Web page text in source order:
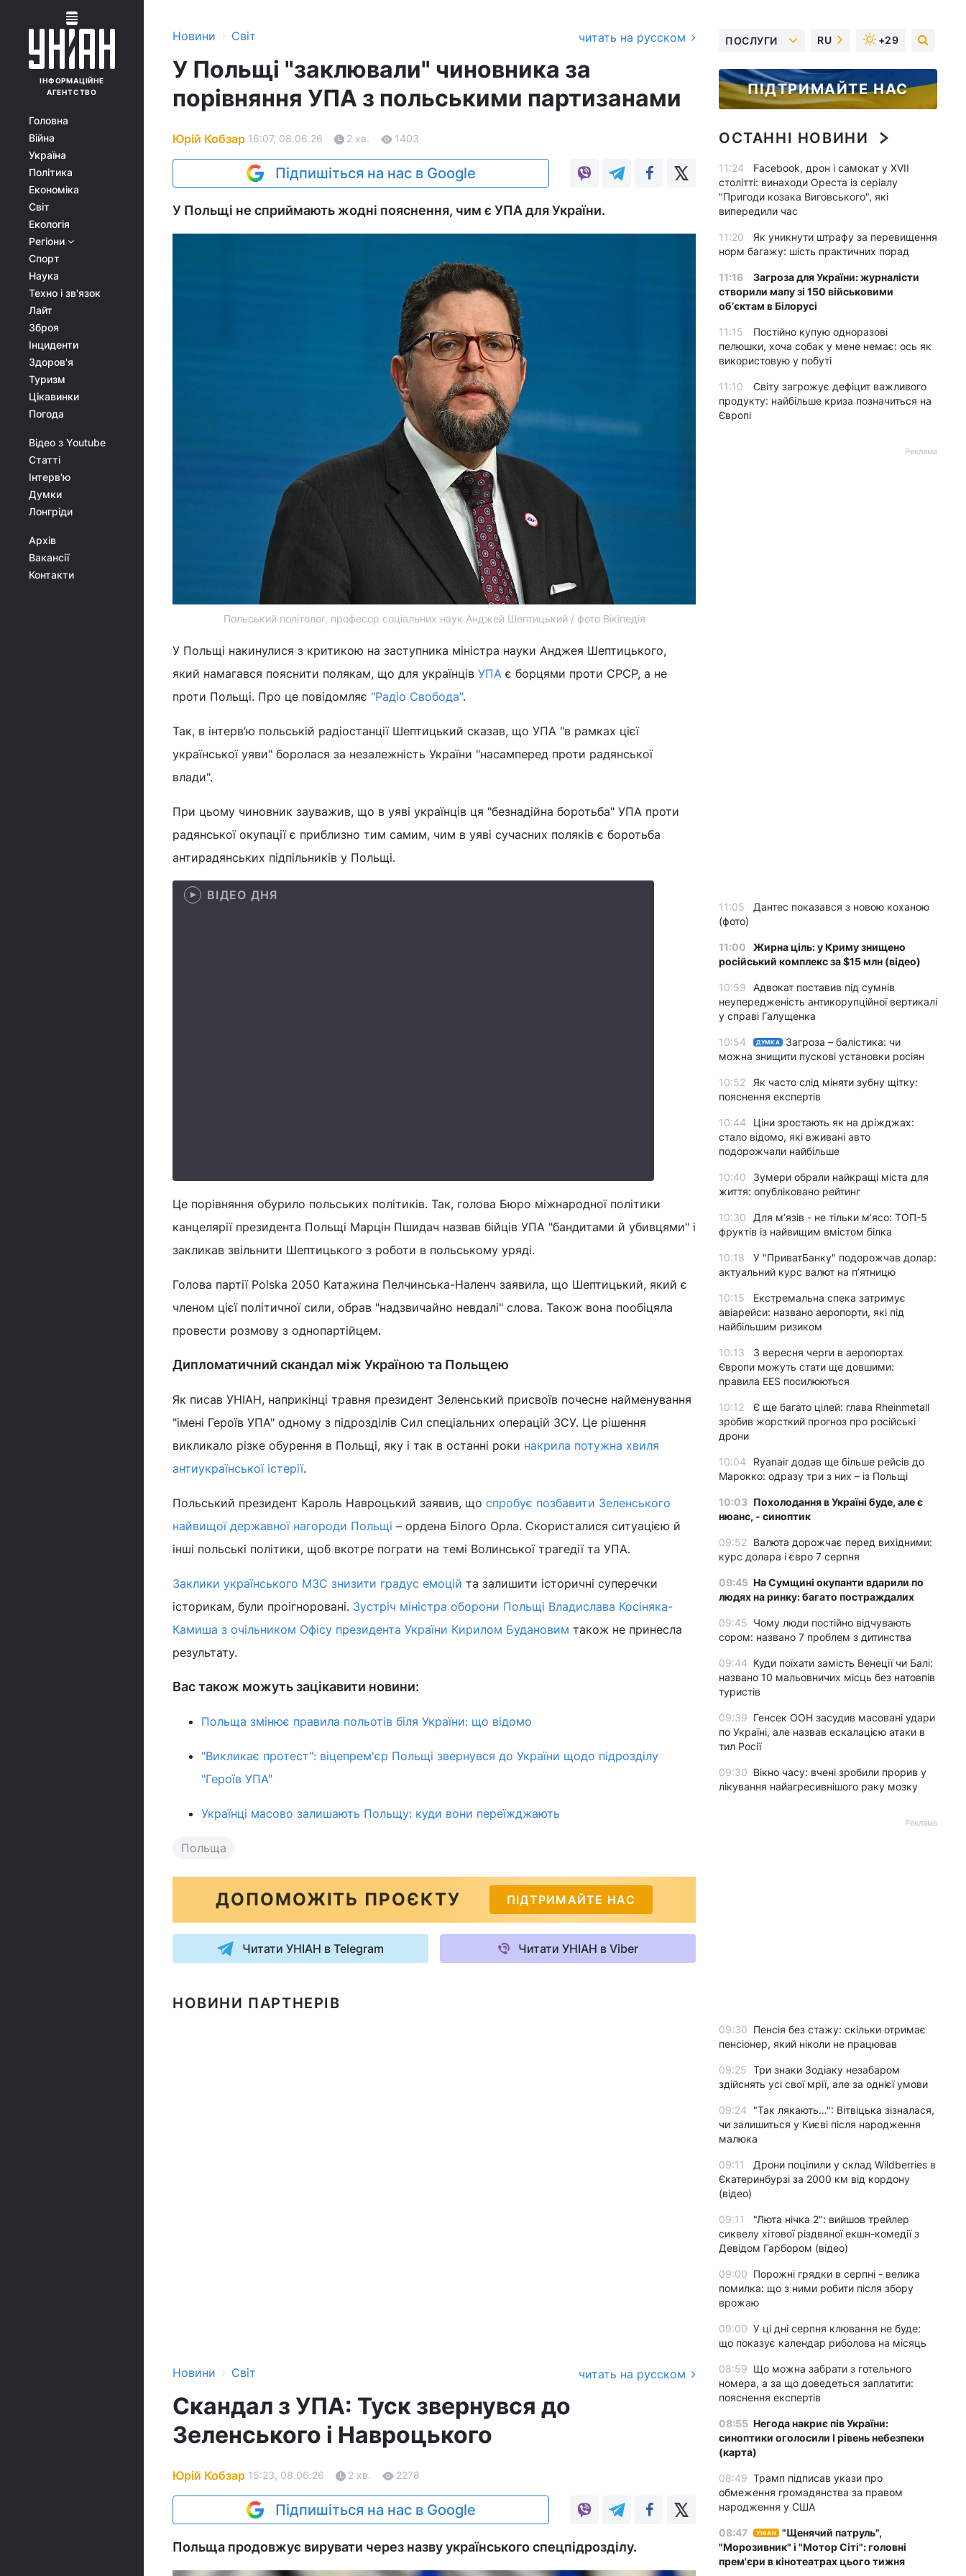
ІНФОРМАЦІЙНЕ
АГЕНТСТВО
Головна
Війна
Україна
Політика
Економіка
Світ
Екологія
Регіони
Спорт
Наука
Техно і зв'язок
Лайт
Зброя
Інциденти
Здоров'я
Туризм
Цікавинки
Погода
Відео з Youtube
Статті
Інтерв'ю
Думки
Лонгріди
Архів
Вакансії
Контакти
Новини › Світ читать на русском
У Польщі "заклювали" чиновника за
порівняння УПА з польськими партизанами
Юрій Кобзар 16:07, 08.06.26 2 хв. 1403
Підпишіться на нас в Google
У Польщі не сприймають жодні пояснення, чим є УПА для України.
Польський політолог, професор соціальних наук Анджей Шептицький / фото Вікіпедія
У Польщі накинулися з критикою на заступника міністра науки Анджея Шептицького,
який намагався пояснити полякам, що для українців УПА є борцями проти СРСР, а не
проти Польщі. Про це повідомляє "Радіо Свобода".
Так, в інтерв’ю польській радіостанції Шептицький сказав, що УПА "в рамках цієї
української уяви" боролася за незалежність України "насамперед проти радянської
влади".
При цьому чиновник зауважив, що в уяві українців ця "безнадійна боротьба" УПА проти
радянської окупації є приблизно тим самим, чим в уяві сучасних поляків є боротьба
антирадянських підпільників у Польщі.
ВІДЕО ДНЯ
Це порівняння обурило польських політиків. Так, голова Бюро міжнародної політики
канцелярії президента Польщі Марцін Пшидач назвав бійців УПА "бандитами й убивцями" і
закликав звільнити Шептицького з роботи в польському уряді.
Голова партії Polska 2050 Катажина Пелчинська-Наленч заявила, що Шептицький, який є
членом цієї політичної сили, обрав "надзвичайно невдалі" слова. Також вона пообіцяла
провести розмову з однопартійцем.
Дипломатичний скандал між Україною та Польщею
Як писав УНІАН, наприкінці травня президент Зеленський присвоїв почесне найменування
"імені Героїв УПА" одному з підрозділів Сил спеціальних операцій ЗСУ. Це рішення
викликало різке обурення в Польщі, яку і так в останні роки накрила потужна хвиля
антиукраїнської істерії.
Польський президент Кароль Навроцький заявив, що спробує позбавити Зеленського
найвищої державної нагороди Польщі – ордена Білого Орла. Скористалися ситуацією й
інші польські політики, щоб вкотре пограти на темі Волинської трагедії та УПА.
Заклики українського МЗС знизити градус емоцій та залишити історичні суперечки
історикам, були проігноровані. Зустріч міністра оборони Польщі Владислава Косіняка-
Камиша з очільником Офісу президента України Кирилом Будановим також не принесла
результату.
Вас також можуть зацікавити новини:
Польща змінює правила польотів біля України: що відомо
"Викликає протест": віцепрем'єр Польщі звернувся до України щодо підрозділу
"Героїв УПА"
Українці масово залишають Польщу: куди вони переїжджають
Польща
ДОПОМОЖІТЬ ПРОЄКТУ ПІДТРИМАЙТЕ НАС
Читати УНІАН в Telegram Читати УНІАН в Viber
НОВИНИ ПАРТНЕРІВ
Новини › Світ читать на русском
Скандал з УПА: Туск звернувся до
Зеленського і Навроцького
Юрій Кобзар 15:23, 08.06.26 2 хв. 2278
Підпишіться на нас в Google
Польща продовжує вирувати через назву українського спецпідрозділу.
ПОСЛУГИ RU +29
ПІДТРИМАЙТЕ НАС
ОСТАННІ НОВИНИ
11:24
Facebook, дрон і самокат у XVII
столітті: винаходи Ореста із серіалу
"Пригоди козака Виговського", які
випередили час
11:20
Як уникнути штрафу за перевищення
норм багажу: шість практичних порад
11:16
Загроза для України: журналісти
створили мапу зі 150 військовими
обʼєктам в Білорусі
11:15
Постійно купую одноразові
пелюшки, хоча собак у мене немає: ось як
використовую у побуті
11:10
Світу загрожує дефіцит важливого
продукту: найбільше криза позначиться на
Європі
Реклама
11:05
Дантес показався з новою коханою
(фото)
11:00
Жирна ціль: у Криму знищено
російський комплекс за $15 млн (відео)
10:59
Адвокат поставив під сумнів
неупередженість антикорупційної вертикалі
у справі Галущенка
10:54 ДУМКА
Загроза – балістика: чи
можна знищити пускові установки росіян
10:52
Як часто слід міняти зубну щітку:
пояснення експертів
10:44
Ціни зростають як на дріжджах:
стало відомо, які вживані авто
подорожчали найбільше
10:40
Зумери обрали найкращі міста для
життя: опубліковано рейтинг
10:30
Для м’язів - не тільки м’ясо: ТОП-5
фруктів із найвищим вмістом білка
10:18
У "ПриватБанку" подорожчав долар:
актуальний курс валют на п’ятницю
10:15
Екстремальна спека затримує
авіарейси: названо аеропорти, які під
найбільшим ризиком
10:13
З вересня черги в аеропортах
Європи можуть стати ще довшими:
правила EES посилюються
10:12
Є ще багато цілей: глава Rheinmetall
зробив жорсткий прогноз про російські
дрони
10:04
Ryanair додав ще більше рейсів до
Марокко: одразу три з них – із Польщі
10:03 Похолодання в Україні буде, але є
нюанс, - синоптик
09:52
Валюта дорожчає перед вихідними:
курс долара і євро 7 серпня
09:45 На Сумщині окупанти вдарили по
людях на ринку: багато постраждалих
09:45 Чому люди постійно відчувають
сором: названо 7 проблем з дитинства
09:44 Куди поїхати замість Венеції чи Балі:
названо 10 мальовничих місць без натовпів
туристів
09:39 Генсек ООН засудив масовані удари
по Україні, але назвав ескалацією атаки в
тил Росії
09:30 Вікно часу: вчені зробили прорив у
лікування найагресивнішого раку мозку
Реклама
09:30 Пенсія без стажу: скільки отримає
пенсіонер, який ніколи не працював
09:25 Три знаки Зодіаку незабаром
здійснять усі свої мрії, але за однієї умови
09:24
"Так лякають…": Вітвіцька зізналася,
чи залишиться у Києві після народження
малюка
09:11
Дрони поцілили у склад Wildberries в
Єкатеринбурзі за 2000 км від кордону
(відео)
09:11
"Люта нічка 2": вийшов трейлер
сиквелу хітової різдвяної екшн-комедії з
Девідом Гарбором (відео)
09:00 Порожні грядки в серпні - велика
помилка: що з ними робити після збору
врожаю
09:00 У ці дні серпня клювання не буде:
що показує календар риболова на місяць
08:59 Що можна забрати з готельного
номера, а за що доведеться заплатити:
пояснення експертів
08:55 Негода накриє пів України:
синоптики оголосили І рівень небезпеки
(карта)
08:49 Трамп підписав укази про
обмеження громадянства за правом
народження у США
08:47 УНІАН
"Щенячий патруль",
"Морозивник" і "Мотор Сіті": головні
прем'єри в кінотеатрах цього тижня